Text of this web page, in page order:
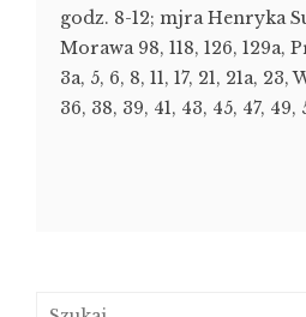
godz. 8-12; mjra Henryka
Morawa 98, 118, 126, 129a,
3a, 5, 6, 8, 11, 17, 21, 21a,
36, 38, 39, 41, 43, 45, 47, 49,
Szukaj: